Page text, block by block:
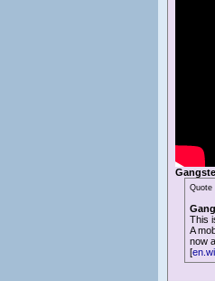
Quote
This
A
now
[